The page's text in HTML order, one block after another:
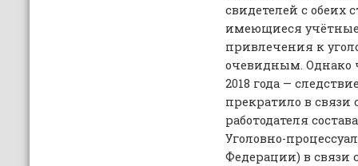
свидетелей с обеих
имеющиеся
привлечения к
очевидным. Однако
2018 года —
прекратило в связи
работодателя
Уголовно-
Федерации) в связи